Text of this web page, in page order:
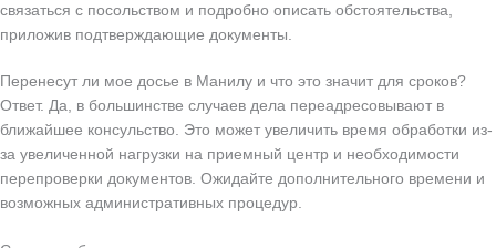
связаться с посольством и подробно описать обстоятельства,
приложив подтверждающие документы.
Перенесут ли мое досье в Манилу и что это значит для сроков?
Ответ. Да, в большинстве случаев дела переадресовывают в
ближайшее консульство. Это может увеличить время обработки из-
за увеличенной нагрузки на приемный центр и необходимости
перепроверки документов. Ожидайте дополнительного времени и
возможных административных процедур.